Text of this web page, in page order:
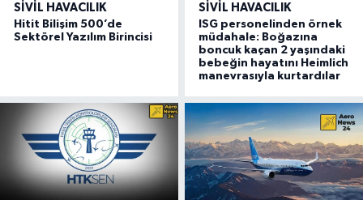
SIVIL HAVACILIK
Hitit Bilişim 500’de
Sektörel Yazılım Birincisi
SIVIL HAVACILIK
ISG personelinden örnek
müdahale: Boğazına
boncuk kaçan 2 yaşındaki
bebeğin hayatını Heimlich
manevrasıyla kurtardılar